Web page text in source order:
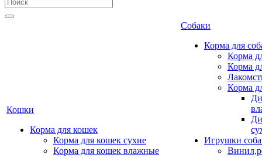
Кошки
Корма для кошек
Корма для кошек сухие
Корма для кошек влажные
Собаки
Корма для
Корма
Корма
Корма
Игрушки